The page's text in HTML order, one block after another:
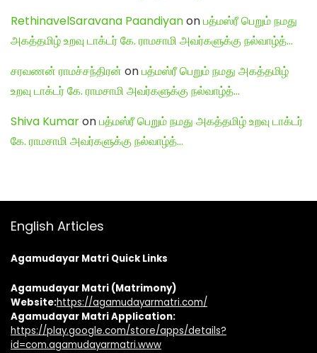
RethinavelSaravana Paandiyanonபத்மஸ்ரீ பெறும் நமது
அகத்தமிழ் உறவு டாக்டர் கே. ராமசாமி அவர்களுக்கு நல்வாழ்த்…
சரவணன் ராமச்சந்திரன் onபத்மஸ்ரீ பெறும் நமது அகத்தமிழ்
உறவு டாக்டர் கே. ராமசாமி அவர்களுக்கு நல்வாழ்த்…
Shiva Kumaronபத்மஸ்ரீ பெறும் நமது அகத்தமிழ் உறவு டாக்டர்
கே. ராமசாமி அவர்களுக்கு நல்வாழ்த்…
English Articles
Agamudayar Matri Quick Links
Agamudayar Matri (Matrimony)
Website:https://agamudayarmatri.com/
Agamudayar Matri Application:
https://play.google.com/store/apps/details?
id=com.agamudayarmatri.www